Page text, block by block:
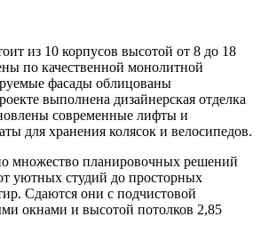
из 10 корпусов высотой от 8 до 18
по качественной монолитной
фасады облицованы
выполнена дизайнерская отделка
современные лифты и
для хранения колясок и велосипедов.
множество планировочных решений
уютных студий до просторных
Сдаются они с подчистовой
окнами и высотой потолков 2,85